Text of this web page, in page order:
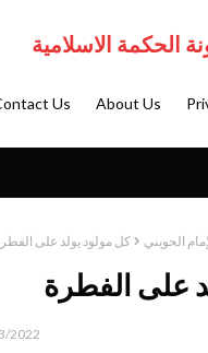
الحكمة الاسلامية
About Us
Us
الحويني كل مولود يولد على
على الفطرة
4/23/2022